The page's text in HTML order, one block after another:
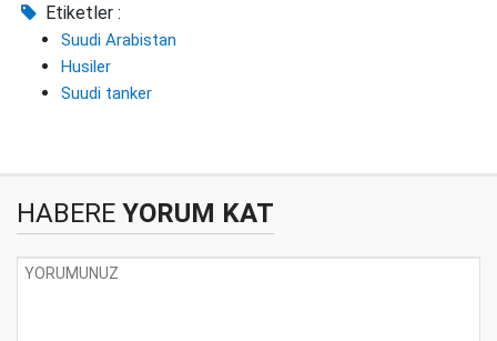
Etiketler :
Suudi Arabistan
Husiler
Suudi tanker
HABERE YORUM KAT